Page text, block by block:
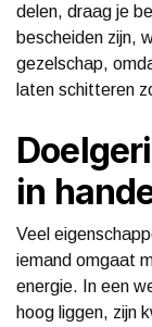
delen, draag je
bescheiden zijn,
gezelschap,
laten schitteren
in
Veel
iemand omgaat
energie. In een
hoog liggen, zijn